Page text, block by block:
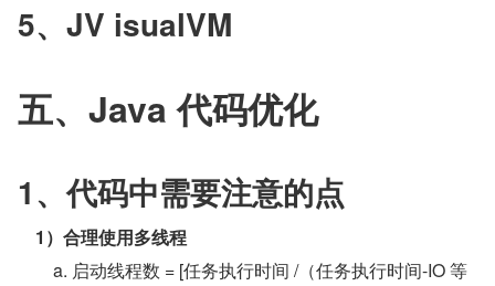
5、JV isualVM
五、Java 代码优化
1、代码中需要注意的点
1）合理使用多线程
a. 启动线程数 = [任务执行时间 /（任务执行时间-IO 等